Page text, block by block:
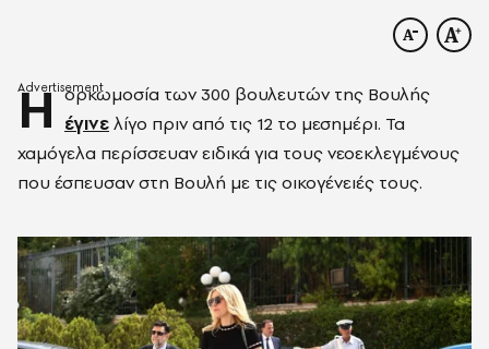
Η ορκωμοσία των 300 βουλευτών της Βουλής
έγινελίγο πριν από τις 12 το μεσημέρι. Τα
χαμόγελα περίσσευαν ειδικά για τους νεοεκλεγμένους
που έσπευσαν στη Βουλή με τις οικογένειές τους.